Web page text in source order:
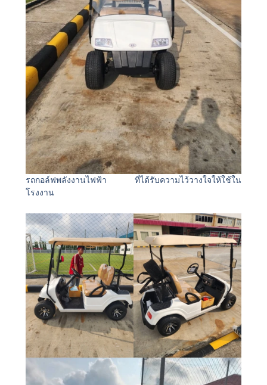
รถกอล์ฟพลังงานไฟฟ้า ที่ได้รับความไว้วางใจให้ใช้ใน
โรงงาน